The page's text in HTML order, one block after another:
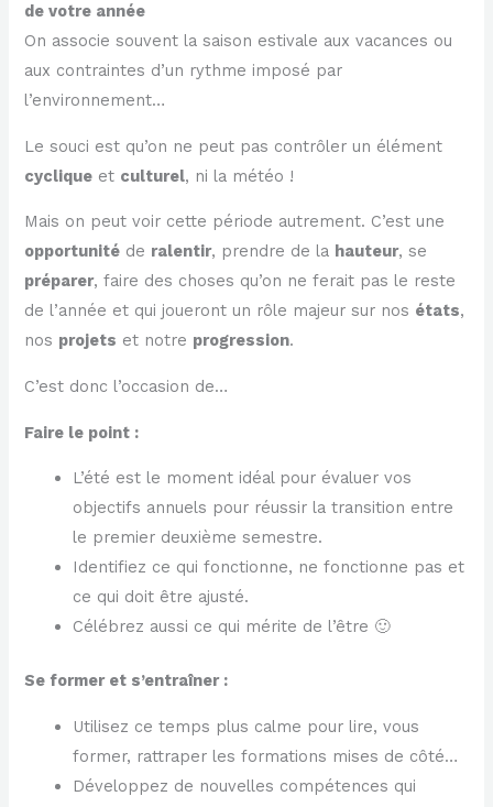
de votre année
On associe souvent la saison estivale aux vacances ou
aux contraintes d’un rythme imposé par
l’environnement…
Le souci est qu’on ne peut pas contrôler un élément
cyclique et culturel, ni la météo !
Mais on peut voir cette période autrement. C’est une
opportunité de ralentir, prendre de la hauteur, se
préparer, faire des choses qu’on ne ferait pas le reste
de l’année et qui joueront un rôle majeur sur nos états,
nos projets et notre progression.
C’est donc l’occasion de…
Faire le point :
L’été est le moment idéal pour évaluer vos
objectifs annuels pour réussir la transition entre
le premier deuxième semestre.
Identifiez ce qui fonctionne, ne fonctionne pas et
ce qui doit être ajusté.
Célébrez aussi ce qui mérite de l’être 🙂
Se former et s’entraîner :
Utilisez ce temps plus calme pour lire, vous
former, rattraper les formations mises de côté…
Développez de nouvelles compétences qui